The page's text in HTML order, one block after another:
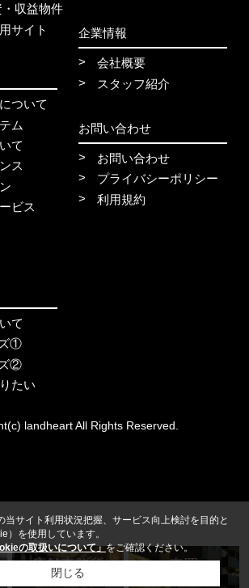
収益物件
サイト
ついて
ム
て
ス
ビス
て
①
②
たい
企業情報
会社概要
スタッフ紹介
お問い合わせ
お問い合わせ
プライバシーポリシー
利用規約
landheart All Rights Reserved.
店舗事務所 売買
当サイト利用状況把握、サービス向上検討を目的と
）を使用しています。
の取扱いについて」をご確認ください。
閉じる